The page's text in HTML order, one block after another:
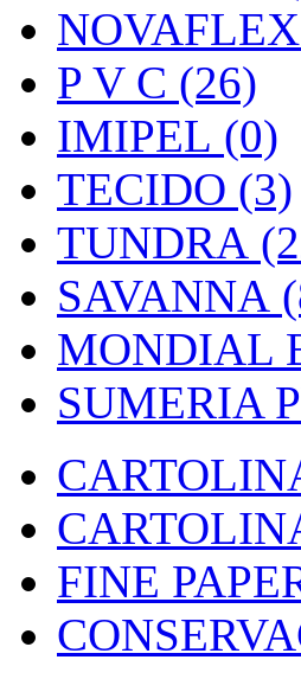
P V C (26)
IMIPEL (0)
TECIDO (3)
TUNDRA
SAVANNA
MONDIAL
SUMERIA
FINE